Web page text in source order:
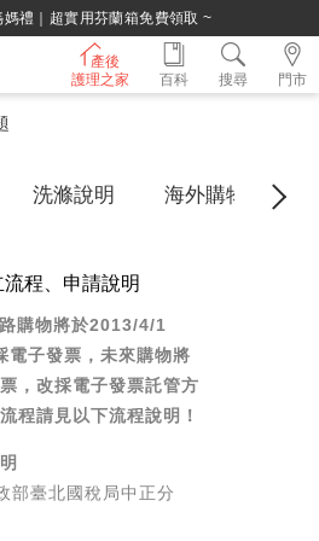
禮｜超實用芬蘭箱免費領取 ~
產後
護理之家
門市
百科 搜尋
洗滌說明 海外購物辦法
程、申請說明
購物將於2013/4/1
子發票，未來購物將
，改採電子發票託管方
程請見以下流程說明！
部臺北國稅局中正分